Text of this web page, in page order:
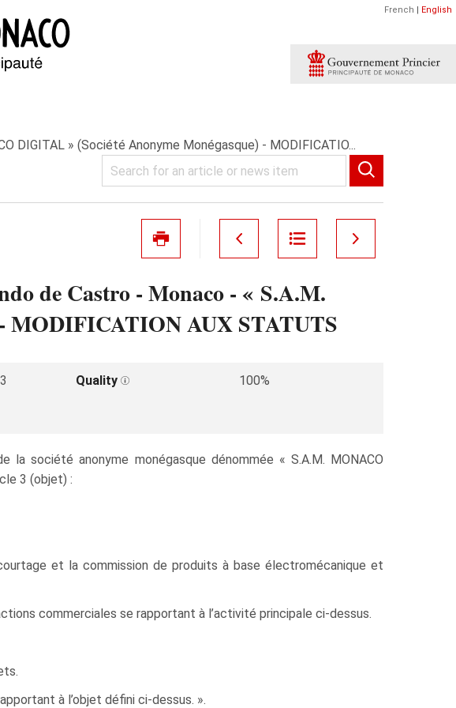
French | English
DIGITAL » (Société Anonyme Monégasque) - MODIFICATIO...
de Castro - Monaco - « S.A.M.
MODIFICATION AUX STATUTS
Quality
100%
société anonyme monégasque dénommée « S.A.M. MONACO
3 (objet) :
et la commission de produits à base électromécanique et
commerciales se rapportant à l’activité principale ci-dessus.
à l’objet défini ci-dessus. ».